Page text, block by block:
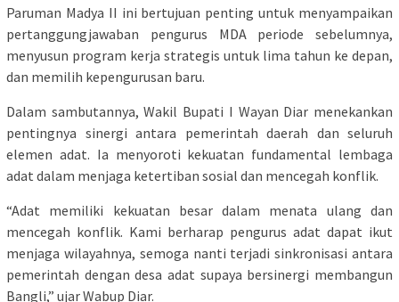
Paruman Madya II ini bertujuan penting untuk menyampaikan
pertanggungjawaban pengurus MDA periode sebelumnya,
menyusun program kerja strategis untuk lima tahun ke depan,
dan memilih kepengurusan baru.
Dalam sambutannya, Wakil Bupati I Wayan Diar menekankan
pentingnya sinergi antara pemerintah daerah dan seluruh
elemen adat. Ia menyoroti kekuatan fundamental lembaga
adat dalam menjaga ketertiban sosial dan mencegah konflik.
“Adat memiliki kekuatan besar dalam menata ulang dan
mencegah konflik. Kami berharap pengurus adat dapat ikut
menjaga wilayahnya, semoga nanti terjadi sinkronisasi antara
pemerintah dengan desa adat supaya bersinergi membangun
Bangli,” ujar Wabup Diar.